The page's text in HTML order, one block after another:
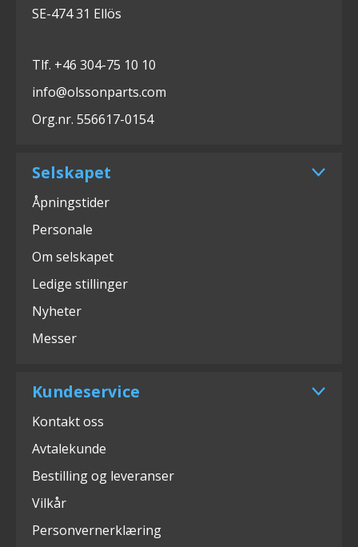
SE-474 31 Ellös
Tlf. +46 304-75 10 10
info@olssonparts.com
Org.nr. 556617-0154
Selskapet
Åpningstider
Personale
Om selskapet
Ledige stillinger
Nyheter
Messer
Kundeservice
Kontakt oss
Avtalekunde
Bestilling og leveranser
Vilkår
Personvernerklæring